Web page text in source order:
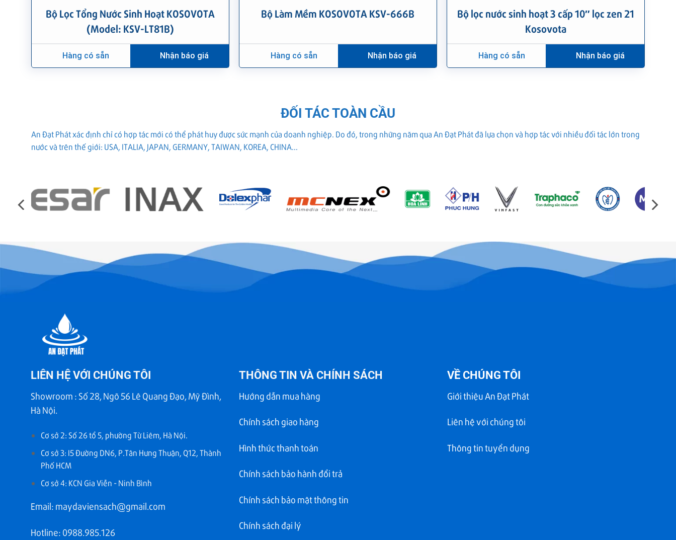
Bộ Lọc Tổng Nước Sinh Hoạt KOSOVOTA
(Model: KSV-LT81B)
Hàng có sẵn Nhận báo giá
Bộ Làm Mềm KOSOVOTA KSV-666B
Hàng có sẵn Nhận báo giá
Bộ lọc nước sinh hoạt 3 cấp 10″ lọc zen 21
Kosovota
Hàng có sẵn Nhận báo giá
ĐỐI TÁC TOÀN CẦU
An Đạt Phát xác định chỉ có hợp tác mới có thể phát huy được sức mạnh của doanh nghiệp. Do đó, trong những năm qua An Đạt Phát đã lựa chọn và hợp tác với nhiều đối tác lớn trong
nước và trên thế giới: USA, ITALIA, JAPAN, GERMANY, TAIWAN, KOREA, CHINA...
LIÊN HỆ VỚI CHÚNG TÔI
Showroom : Số 28, Ngõ 56 Lê Quang Đạo, Mỹ Đình,
Hà Nội.
Cơ sở 2: Số 26 tổ 5, phường Từ Liêm, Hà Nội.
Cơ sở 3: I5 Đường DN6, P.Tân Hưng Thuận, Q12, Thành
Phố HCM
Cơ sở 4: KCN Gia Viễn - Ninh Bình
Email: maydaviensach@gmail.com
Hotline: 0988.985.126
THÔNG TIN VÀ CHÍNH SÁCH
Hướng dẫn mua hàng
Chính sách giao hàng
Hình thức thanh toán
Chính sách bảo hành đổi trả
Chính sách bảo mật thông tin
Chính sách đại lý
VỀ CHÚNG TÔI
Giới thiệu An Đạt Phát
Liên hệ với chúng tôi
Thông tin tuyển dụng